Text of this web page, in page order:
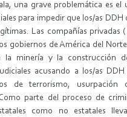
una grave problemática es el
para impedir que los/as DDH
Las compañías privadas
gobiernos de América del
la minería y la construcción
acusando a los/as
de terrorismo, usurpación
parte del proceso de
como no estatales